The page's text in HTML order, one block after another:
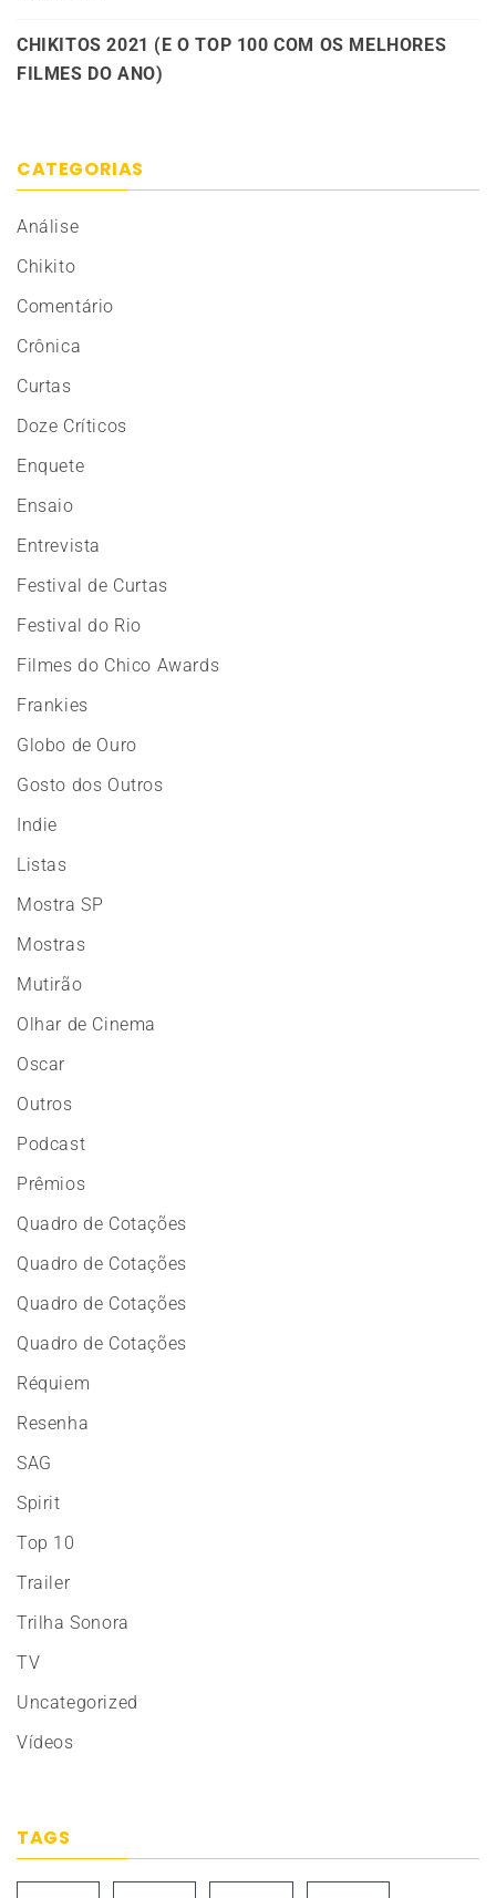
CHIKITOS 2021 (E O TOP 100 COM OS MELHORES
FILMES DO ANO)
CATEGORIAS
Análise
Chikito
Comentário
Crônica
Curtas
Doze Críticos
Enquete
Ensaio
Entrevista
Festival de Curtas
Festival do Rio
Filmes do Chico Awards
Frankies
Globo de Ouro
Gosto dos Outros
Indie
Listas
Mostra SP
Mostras
Mutirão
Olhar de Cinema
Oscar
Outros
Podcast
Prêmios
Quadro de Cotações
Quadro de Cotações
Quadro de Cotações
Quadro de Cotações
Réquiem
Resenha
SAG
Spirit
Top 10
Trailer
Trilha Sonora
TV
Uncategorized
Vídeos
TAGS